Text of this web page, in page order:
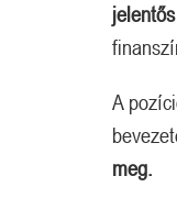
A
meg.